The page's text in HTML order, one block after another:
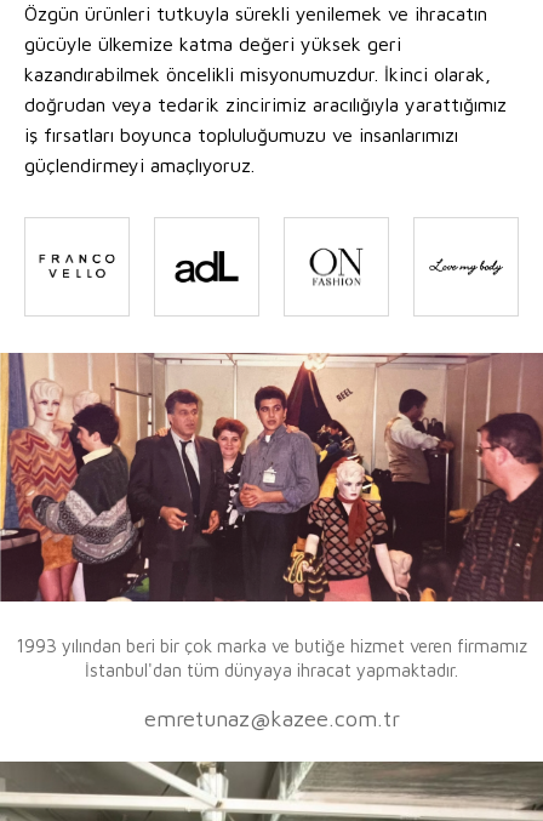
Özgün ürünleri tutkuyla sürekli yenilemek ve ihracatın
gücüyle ülkemize katma değeri yüksek geri
kazandırabilmek öncelikli misyonumuzdur. İkinci olarak,
doğrudan veya tedarik zincirimiz aracılığıyla yarattığımız
iş fırsatları boyunca topluluğumuzu ve insanlarımızı
güçlendirmeyi amaçlıyoruz.
1993 yılından beri bir çok marka ve butiğe hizmet veren firmamız
İstanbul'dan tüm dünyaya ihracat yapmaktadır.
emretunaz@kazee.com.tr